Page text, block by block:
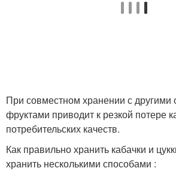
При совместном хранении с
фруктами приводит к резкой потере
потребительских качеств.
Как правильно хранить кабачки и
хранить несколькими способами :